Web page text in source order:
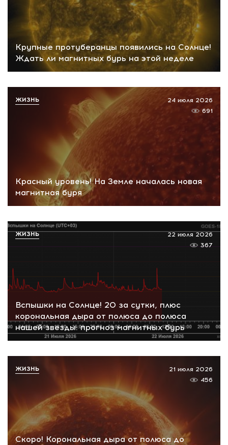
Крупные протуберанцы появились на Солнце!
Ждать ли магнитных бурь на этой неделе
Красный уровень! На Земле началась новая
магнитная буря
24 июля 2026
691
ЖИЗНЬ
Вспышки на Солнце! 20 за сутки, плюс
корональная дыра от полюса до полюса
нашей звезды: прогноз магнитных бурь
22 июля 2026
367
ЖИЗНЬ
Скоро! Корональная дыра от полюса до
21 июля 2026
456
ЖИЗНЬ